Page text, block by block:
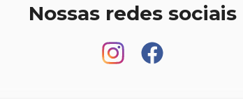
Nossas redes sociais